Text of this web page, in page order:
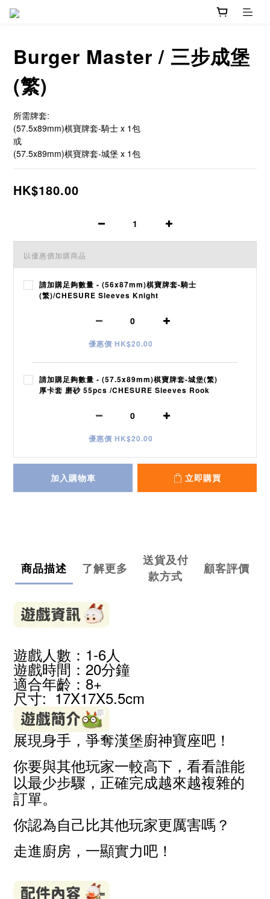
Burger Master / 三步成堡
(繁)
所需牌套:
(57.5x89mm)棋寶牌套-騎士 x 1包
或
(57.5x89mm)棋寶牌套-城堡 x 1包
HK$180.00
以優惠價加購商品
請加購足夠數量 - (56x87mm)棋寶牌套-騎士
(繁)/CHESURE Sleeves Knight
優惠價 HK$20.00
請加購足夠數量 - (57.5x89mm)棋寶牌套-城堡(繁)
厚卡套 磨砂 55pcs /CHESURE Sleeves Rook
優惠價 HK$20.00
加入購物車 立即購買
商品描述 了解更多
送貨及付
款方式
顧客評價
遊戲人數：1-6人
遊戲時間：20分鐘
適合年齡：8+
尺寸: 17X17X5.5cm
展現身手，爭奪漢堡廚神寶座吧！
你要與其他玩家一較高下，看看誰能
以最少步驟，正確完成越來越複雜的
訂單。
你認為自己比其他玩家更厲害嗎？
走進廚房，一顯實力吧！